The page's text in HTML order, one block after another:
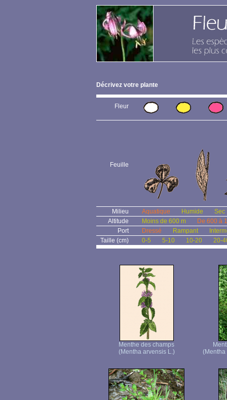
Décrivez votre plante
Fleur
Feuille
Milieu Aquatique Humide
Sec
Altitude
Moins de 600 m
De 600 à
Port
Dressé Rampant
Taille (cm)
0-5 5-10 10-20 20-
Menthe des champs
(Mentha arvensis L.)